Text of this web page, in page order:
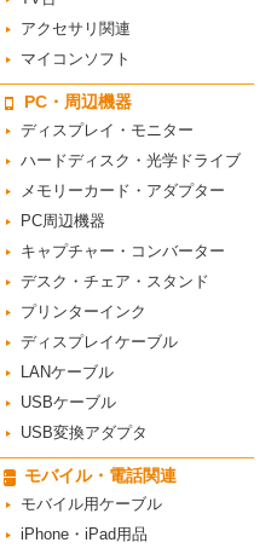
アクセサリ関連
マイコンソフト
PC・周辺機器
ディスプレイ・モニター
ハードディスク・光学ドライブ
メモリーカード・アダプター
PC周辺機器
キャプチャー・コンバーター
デスク・チェア・スタンド
プリンターインク
ディスプレイケーブル
LANケーブル
USBケーブル
USB変換アダプタ
モバイル・電話関連
モバイル用ケーブル
iPhone・iPad用品